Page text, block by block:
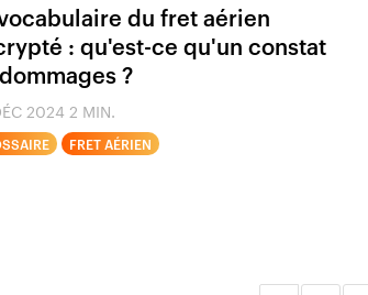
du fret aérien
: qu'est-ce qu'un constat
?
2024 2 MIN.
FRET AÉRIEN